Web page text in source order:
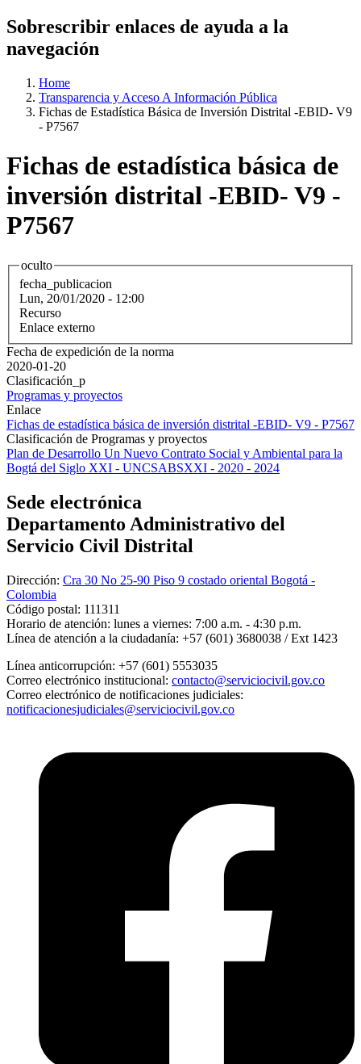
Sobrescribir enlaces de ayuda a la
navegación
Home
Transparencia y Acceso A Información Pública
Fichas de Estadística Básica de Inversión Distrital -EBID- V9
- P7567
Fichas de estadística básica de
inversión distrital -EBID- V9 -
P7567
oculto
fecha_publicacion
Lun, 20/01/2020 - 12:00
Recurso
Enlace externo
Fecha de expedición de la norma
2020-01-20
Clasificación_p
Programas y proyectos
Enlace
Fichas de estadística básica de inversión distrital -EBID- V9 - P7567
Clasificación de Programas y proyectos
Plan de Desarrollo Un Nuevo Contrato Social y Ambiental para la
Bogtá del Siglo XXI - UNCSABSXXI - 2020 - 2024
Sede electrónica
Departamento Administrativo del
Servicio Civil Distrital
Dirección: Cra 30 No 25-90 Piso 9 costado oriental Bogotá -
Colombia
Código postal: 111311
Horario de atención: lunes a viernes: 7:00 a.m. - 4:30 p.m.
Línea de atención a la ciudadanía: +57 (601) 3680038 / Ext 1423
Línea anticorrupción: +57 (601) 5553035
Correo electrónico institucional: contacto@serviciocivil.gov.co
Correo electrónico de notificaciones judiciales:
notificacionesjudiciales@serviciocivil.gov.co